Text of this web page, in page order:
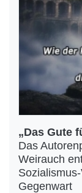
„Das Gute
Das
Weirauch
Gegenwart